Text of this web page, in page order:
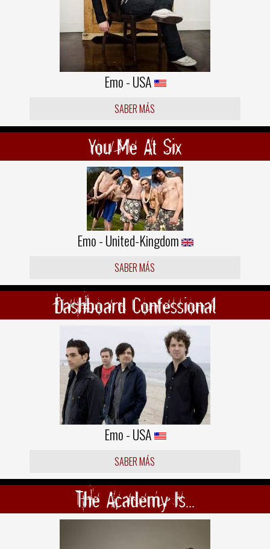
Emo - USA
SABER MÁS
You Me At Six
Emo - United-Kingdom
SABER MÁS
Dashboard Confessional
Emo - USA
SABER MÁS
The Academy Is...